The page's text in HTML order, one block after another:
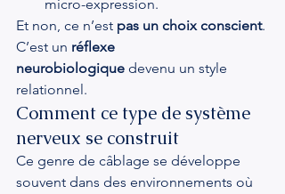
micro-expression.
Et non, ce n’est pas un choix conscient.
C’est un réflexe
neurobiologique devenu un style
relationnel.
Comment ce type de système
nerveux se construit
Ce genre de câblage se développe
souvent dans des environnements où